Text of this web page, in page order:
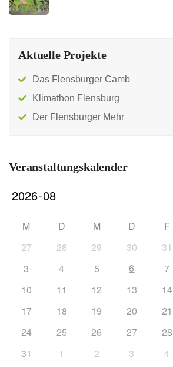
Aktuelle Projekte
Das Flensburger Camb
Klimathon Flensburg
Der Flensburger Mehr
Veranstaltungskalender
M D M D F
27
28 29 30 31
3
4 5 6 7
10
11 12 13 14
17
18 19 20 21
24
25 26 27 28
31
1 2 3 4